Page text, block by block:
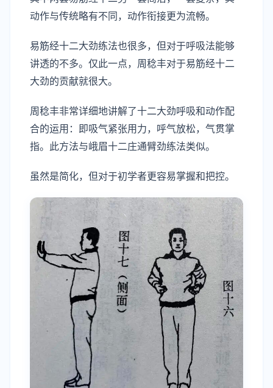
动作与传统略有不同，动作衔接更为流畅。
易筋经十二大劲练法也很多，但对于呼吸法能够
讲透的不多。仅此一点，周稔丰对于易筋经十二
大劲的贡献就很大。
周稔丰非常详细地讲解了十二大劲呼吸和动作配
合的运用：即吸气紧张用力，呼气放松，气贯掌
指。此方法与峨眉十二庄通臂劲练法类似。
虽然是简化，但对于初学者更容易掌握和把控。